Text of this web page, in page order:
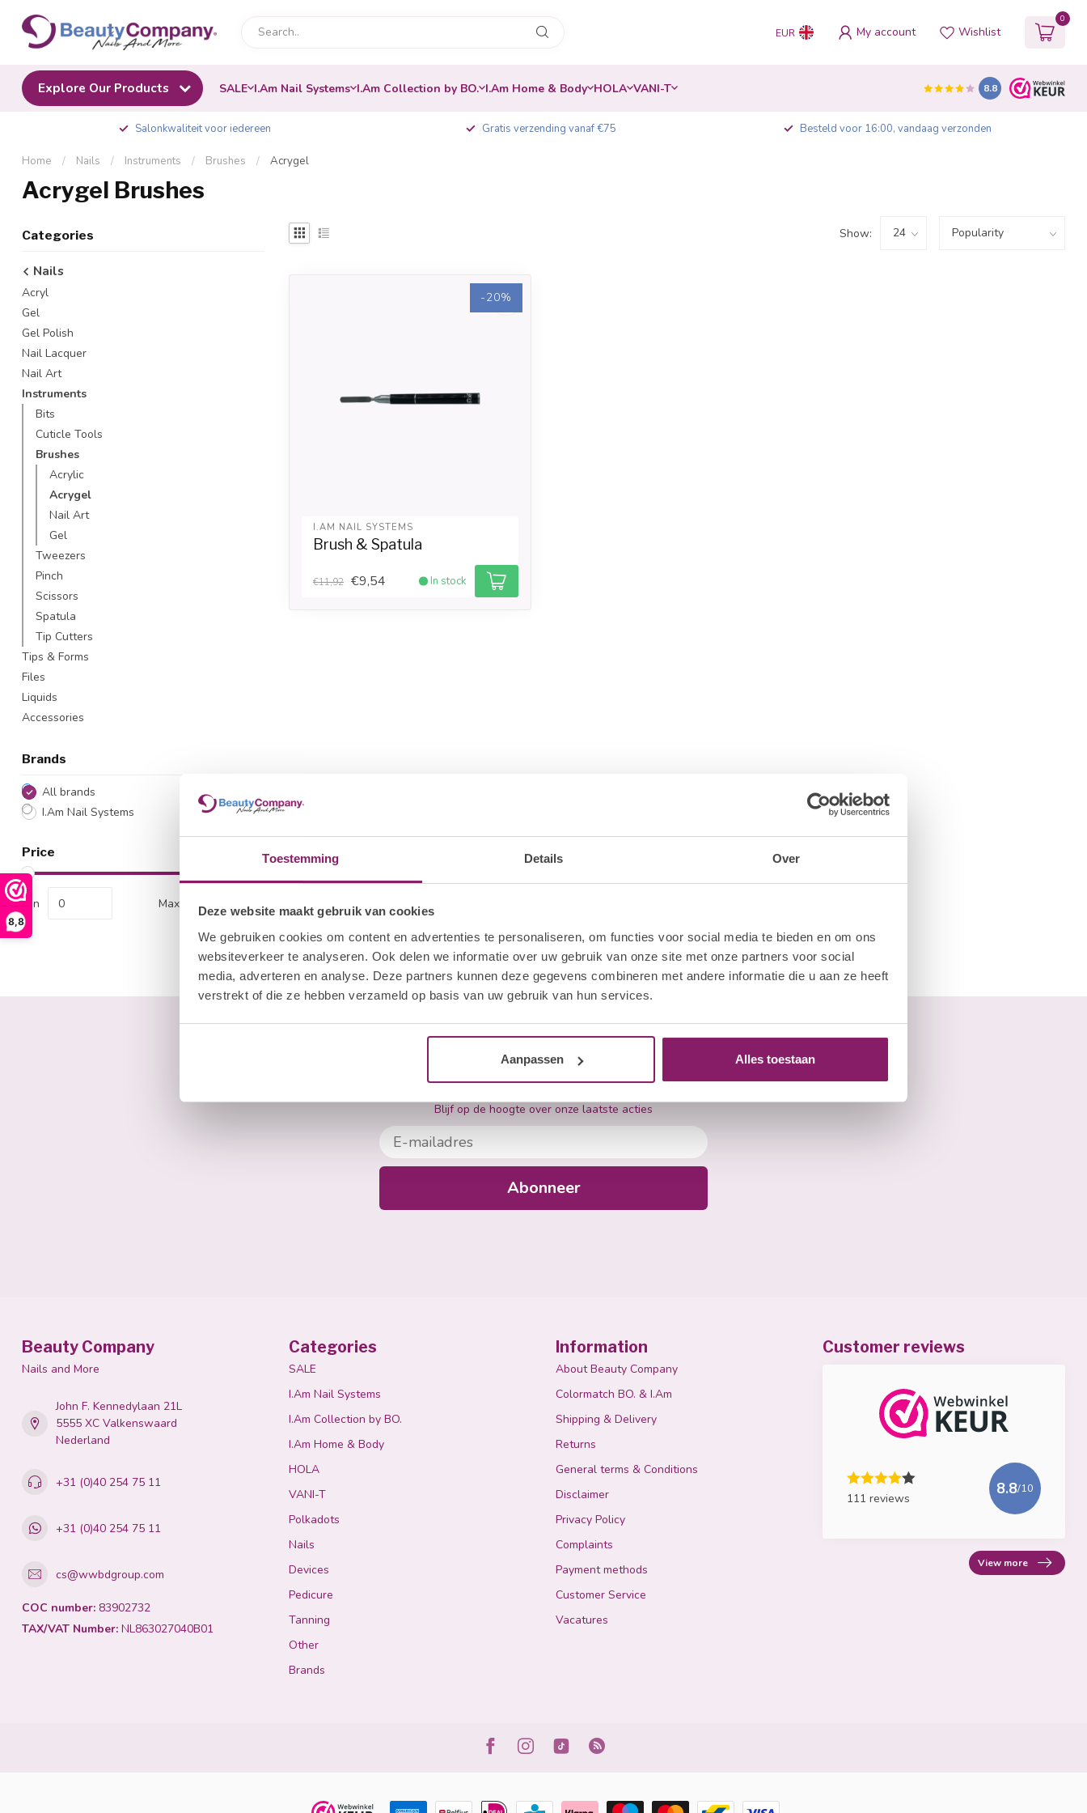
Toestemming Details Over
Deze website maakt gebruik van cookies
We gebruiken cookies om content en advertenties te personaliseren, om functies voor social media te bieden en om ons
websiteverkeer te analyseren. Ook delen we informatie over uw gebruik van onze site met onze partners voor social
media, adverteren en analyse. Deze partners kunnen deze gegevens combineren met andere informatie die u aan ze heeft
verstrekt of die ze hebben verzameld op basis van uw gebruik van hun services.
Aanpassen Alles toestaan
8,8
EUR My account Wishlist
0
Explore Our Products SALE I.Am Nail Systems I.Am Collection by BO. I.Am Home & Body HOLA VANI-T 8.8
Salonkwaliteit voor iedereen Gratis verzending vanaf €75 Besteld voor 16:00, vandaag verzonden
Home / Nails / Instruments / Brushes / Acrygel
Acrygel Brushes
Categories
Nails
Acryl
Gel
Gel Polish
Nail Lacquer
Nail Art
Instruments
Bits
Cuticle Tools
Brushes
Acrylic
Acrygel
Nail Art
Gel
Tweezers
Pinch
Scissors
Spatula
Tip Cutters
Tips & Forms
Files
Liquids
Accessories
Brands
All brands
I.Am Nail Systems
Price
Min Max
Show:
-20%
I.AM NAIL SYSTEMS
Brush & Spatula
€11,92 €9,54 In stock
Blijf op de hoogte over onze laatste acties
E-mailadres
Abonneer
Beauty Company
Nails and More
John F. Kennedylaan 21L
5555 XC Valkenswaard
Nederland
+31 (0)40 254 75 11
+31 (0)40 254 75 11
cs@wwbdgroup.com
COC number: 83902732
TAX/VAT Number: NL863027040B01
Categories
SALE
I.Am Nail Systems
I.Am Collection by BO.
I.Am Home & Body
HOLA
VANI-T
Polkadots
Nails
Devices
Pedicure
Tanning
Other
Brands
Information
About Beauty Company
Colormatch BO. & I.Am
Shipping & Delivery
Returns
General terms & Conditions
Disclaimer
Privacy Policy
Complaints
Payment methods
Customer Service
Vacatures
Customer reviews
111 reviews
8.8/10
View more